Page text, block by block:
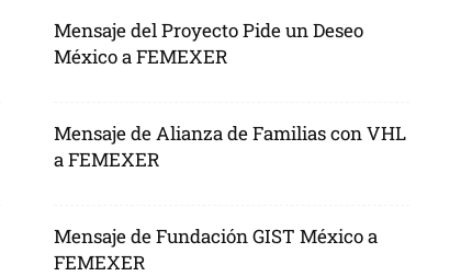
Mensaje del Proyecto Pide un Deseo
México a FEMEXER
Mensaje de Alianza de Familias con VHL
a FEMEXER
Mensaje de Fundación GIST México a
FEMEXER